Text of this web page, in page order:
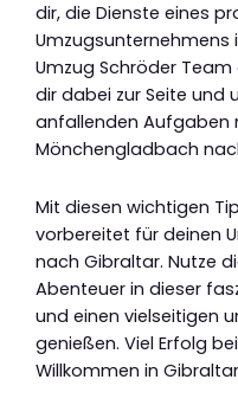
dir, die Dienste eines
Umzugsunternehmens
Umzug Schröder
dir dabei zur Seite und
anfallenden Aufgaben
Mönchengladbach
Mit diesen wichtigen
vorbereitet für deinen
nach Gibraltar. Nutze
Abenteuer in dieser
und einen vielseitigen
genießen. Viel Erfolg
Willkommen in